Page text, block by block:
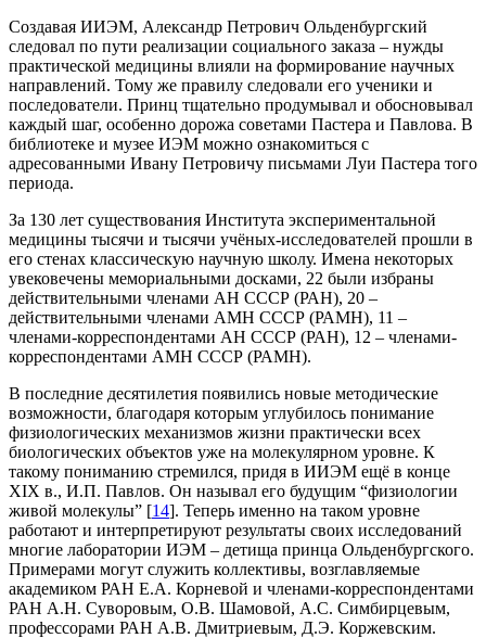
Создавая ИИЭМ, Александр Петрович Oльденбургский
следовал по пути реализации социального заказа – нужды
практической медицины влияли на формирование научных
направлений. Тому же правилу следовали его ученики и
последователи. Принц тщательно продумывал и обосновывал
каждый шаг, особенно дорожа советами Пастера и Павлова. В
библиотеке и музее ИЭМ можно ознакомиться с
адресованными Ивану Петровичу письмами Луи Пастера того
периода.
За 130 лет существования Института экспериментальной
медицины тысячи и тысячи учёных-исследователей прошли в
его стенах классическую научную школу. Имена некоторых
увековечены мемориальными досками, 22 были избраны
действительными членами АН СССР (РАН), 20 –
действительными членами АМН СССР (РАМН), 11 –
членами-корреспондентами АН СССР (РАН), 12 – членами-
корреспондентами АМН СССР (РАМН).
В последние десятилетия появились новые методические
возможности, благодаря которым углубилось понимание
физиологических механизмов жизни практически всех
биологических объектов уже на молекулярном уровне. К
такому пониманию стремился, придя в ИИЭМ ещё в конце
XIX в., И.П. Павлов. Он называл его будущим “физиологии
живой молекулы” [14]. Теперь именно на таком уровне
работают и интерпретируют результаты своих исследований
многие лаборатории ИЭМ – детища принца Ольденбургского.
Примерами могут служить коллективы, возглавляемые
академиком РАН Е.А. Корневой и членами-корреспондентами
РАН А.Н. Суворовым, О.В. Шамовой, А.С. Симбирцевым,
профессорами РАН А.В. Дмитриевым, Д.Э. Коржевским.